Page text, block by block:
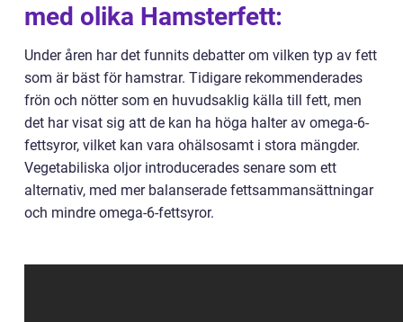
med olika Hamsterfett:
Under åren har det funnits debatter om vilken typ av fett
som är bäst för hamstrar. Tidigare rekommenderades
frön och nötter som en huvudsaklig källa till fett, men
det har visat sig att de kan ha höga halter av omega-6-
fettsyror, vilket kan vara ohälsosamt i stora mängder.
Vegetabiliska oljor introducerades senare som ett
alternativ, med mer balanserade fettsammansättningar
och mindre omega-6-fettsyror.